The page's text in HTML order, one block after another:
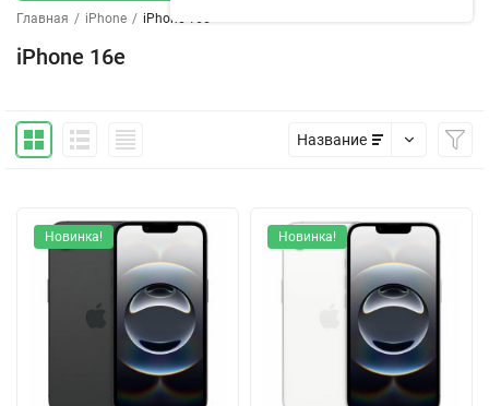
Главная / iPhone / iPhone 16e
iPhone 16e
Название
Новинка! Новинка!